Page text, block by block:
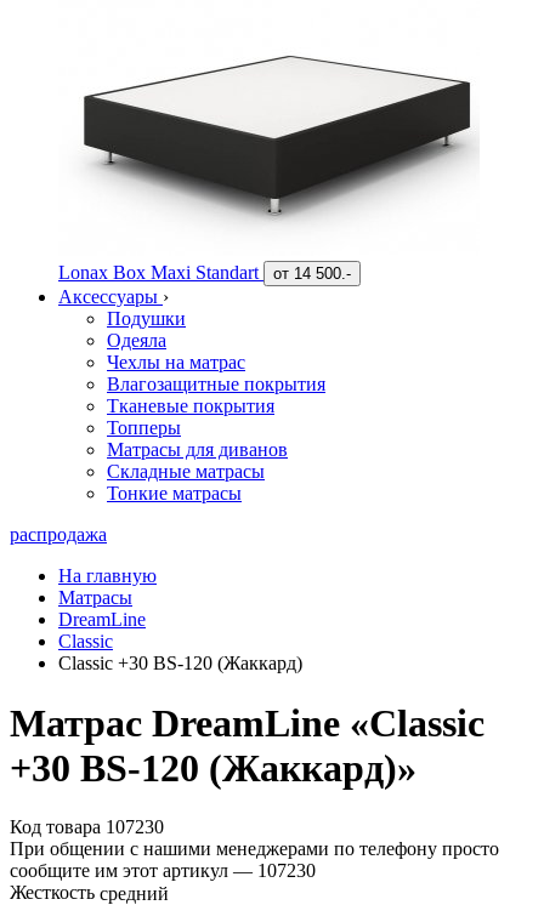
Lonax Box Maxi Standart от 14 500.-
Аксессуары ›
Подушки
Одеяла
Чехлы на матрас
Влагозащитные покрытия
Тканевые покрытия
Топперы
Матрасы для диванов
Складные матрасы
Тонкие матрасы
распродажа
На главную
Матрасы
DreamLine
Classic
Classic +30 BS-120 (Жаккард)
Матрас DreamLine «Classic
+30 BS-120 (Жаккард)»
Код товара 107230
При общении с нашими менеджерами по телефону просто
сообщите им этот артикул — 107230
Жесткость средний